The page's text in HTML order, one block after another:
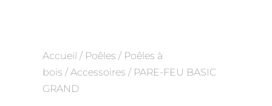
Accueil / Poêles / Poêles à
bois / Accessoires / PARE-FEU BASIC
GRAND